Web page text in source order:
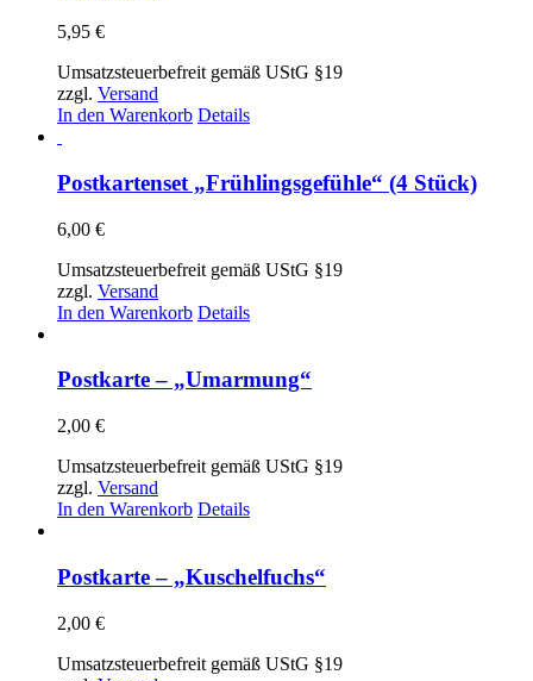
5,95 €
Umsatzsteuerbefreit gemäß UStG §19
zzgl. Versand
In den Warenkorb Details
Postkartenset „Frühlingsgefühle“ (4 Stück)
6,00 €
Umsatzsteuerbefreit gemäß UStG §19
zzgl. Versand
In den Warenkorb Details
Postkarte – „Umarmung“
2,00 €
Umsatzsteuerbefreit gemäß UStG §19
zzgl. Versand
In den Warenkorb Details
Postkarte – „Kuschelfuchs“
2,00 €
Umsatzsteuerbefreit gemäß UStG §19